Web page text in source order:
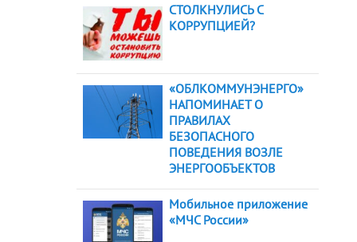
СТОЛКНУЛИСЬ С
КОРРУПЦИЕЙ?
«ОБЛКОММУНЭНЕРГО»
НАПОМИНАЕТ О
ПРАВИЛАХ
БЕЗОПАСНОГО
ПОВЕДЕНИЯ ВОЗЛЕ
ЭНЕРГООБЪЕКТОВ
Мобильное приложение
«МЧС России»